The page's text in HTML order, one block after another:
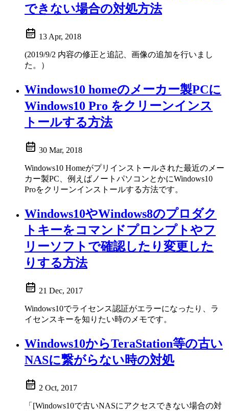
できない場合の対処方法
13 Apr, 2018
(2019/9/2 内容の修正と追記、画像の追加を行いまし
た。）
Windows10 homeのメーカー製PCに
Windows10 Pro をクリーンインス
トールする方法
30 Mar, 2018
Windows10 Homeがプリインストールされた最近のメー
カー製PC、例えばノートパソコンとかにWindows10
Proをクリーンインストールする方法です。
Windows10やWindows8のプロダク
トキーをコマンドプロンプトやフ
リーソフトで確認したり変更した
りする方法
21 Dec, 2017
Windows10でライセンス認証がエラーになったり、ラ
イセンスキーを知りたい時のメモです。
Windows10からTeraStation等の古い
NASに繋がらない時の対処
2 Oct, 2017
「[Windows10で古いNASにアクセスできない場合の対